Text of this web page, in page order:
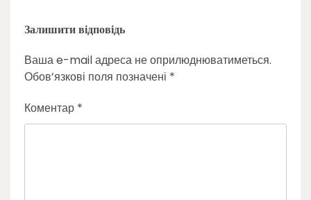
Залишити відповідь
Ваша e-mail адреса не оприлюднюватиметься.
Обов’язкові поля позначені *
Коментар *